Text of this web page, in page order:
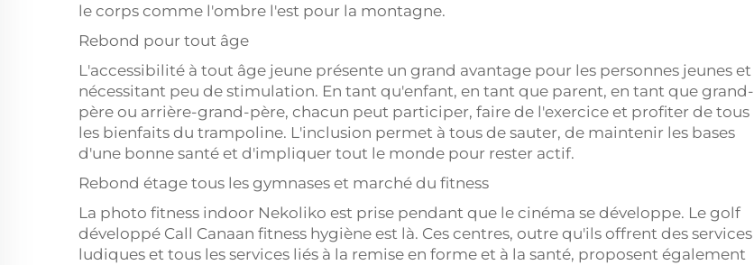
le corps comme l'ombre l'est pour la montagne.
Rebond pour tout âge
L'accessibilité à tout âge jeune présente un grand avantage pour les personnes jeunes et
nécessitant peu de stimulation. En tant qu'enfant, en tant que parent, en tant que grand-
père ou arrière-grand-père, chacun peut participer, faire de l'exercice et profiter de tous
les bienfaits du trampoline. L'inclusion permet à tous de sauter, de maintenir les bases
d'une bonne santé et d'impliquer tout le monde pour rester actif.
Rebond étage tous les gymnases et marché du fitness
La photo fitness indoor Nekoliko est prise pendant que le cinéma se développe. Le golf
développé Call Canaan fitness hygiène est là. Ces centres, outre qu'ils offrent des services
ludiques et tous les services liés à la remise en forme et à la santé, proposent également